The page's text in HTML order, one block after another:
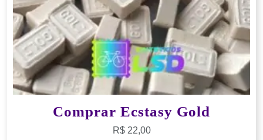
Comprar Ecstasy Gold
R$22,00